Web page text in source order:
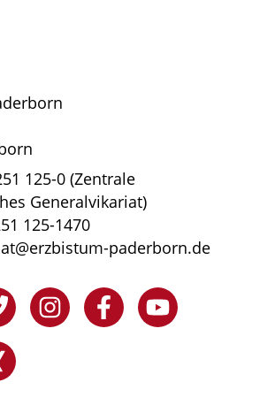
125-0 (Zentrale
Generalvikariat)
125-1470
paderborn.de